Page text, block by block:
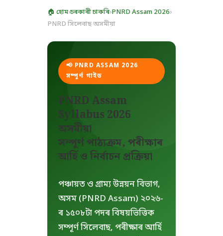
🏠 হোম›চৰকাৰী চাকৰি›PNRD Assam 2026›
PNRD সিলেবাছ অসমীয়া
📢 PNRD ASSAM 2026
সম্পূৰ্ণ গাইড
PNRD Assam
Syllabus 2026
অসমীয়া
সম্পূৰ্ণ পাঠ্যক্ৰম, পৰীক্ষাৰ
আৰ্হি ও নিৰ্বাচন প্ৰক্ৰিয়া
পঞ্চায়ত ও গ্ৰাম্য উন্নয়ন বিভাগ,
অসম (PNRD Assam) ২০২৬-
ৰ ১৫০৮টা পদৰ বিষয়ভিত্তিক
সম্পূৰ্ণ সিলেবাছ, পৰীক্ষাৰ আৰ্হি